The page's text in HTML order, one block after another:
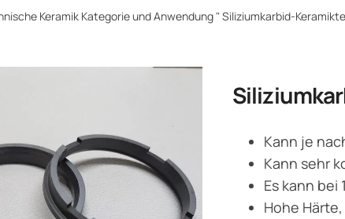
Keramik Kategorie und Anwendung" Siliziumkarbid-
Kann je
Kann sehr
Es kann
Hohe